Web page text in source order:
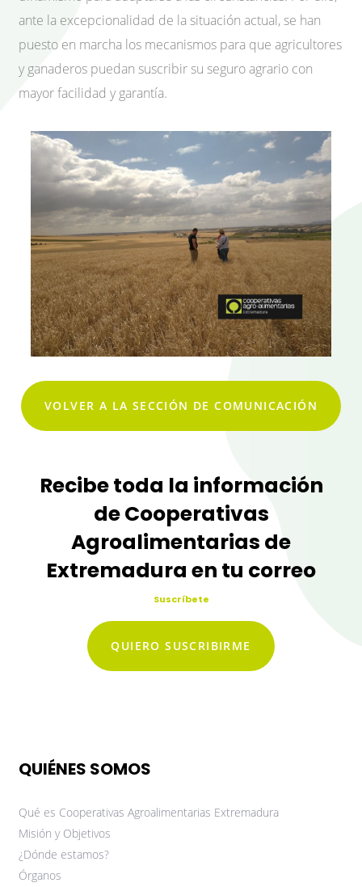
ante la excepcionalidad de la situación actual, se han
puesto en marcha los mecanismos para que agricultores
y ganaderos puedan suscribir su seguro agrario con
mayor facilidad y garantía.
VOLVER A LA SECCIÓN DE COMUNICACIÓN
Recibe toda la información
de Cooperativas
Agroalimentarias de
Extremadura en tu correo
Suscríbete
QUIERO SUSCRIBIRME
QUIÉNES SOMOS
Qué es Cooperativas Agroalimentarias Extremadura
Misión y Objetivos
¿Dónde estamos?
Órganos